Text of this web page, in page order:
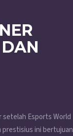
Esports World
prestisius ini bertujuan